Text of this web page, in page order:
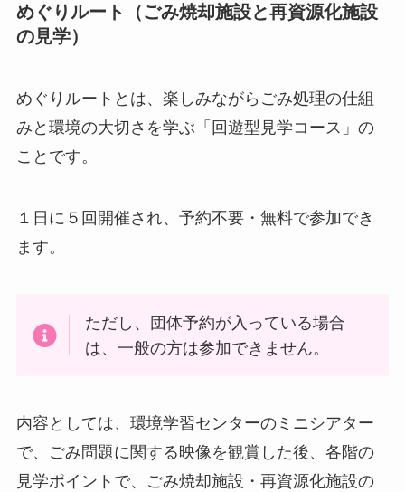
めぐりルート（ごみ焼却施設と再資源化施設
の見学）
めぐりルートとは、楽しみながらごみ処理の仕組
みと環境の大切さを学ぶ「回遊型見学コース」の
ことです。
１日に５回開催され、予約不要・無料で参加でき
ます。
ただし、団体予約が入っている場合
は、一般の方は参加できません。
内容としては、環境学習センターのミニシアター
で、ごみ問題に関する映像を観賞した後、各階の
見学ポイントで、ごみ焼却施設・再資源化施設の